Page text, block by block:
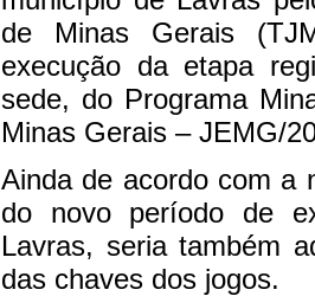
de Minas Gerais
execução da etapa
sede, do Programa
Minas Gerais – JEMG/
Ainda de acordo com a
do novo período de
Lavras, seria também
das chaves dos jogos.